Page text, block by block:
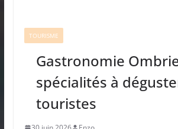
TOURISME
Gastronomie
spécialités à
touristes